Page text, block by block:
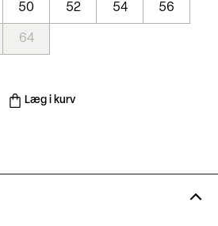
50 52 54 56
64
Læg i kurv